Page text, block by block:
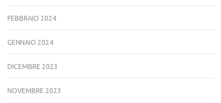
FEBBRAIO 2024
GENNAIO 2024
DICEMBRE 2023
NOVEMBRE 2023